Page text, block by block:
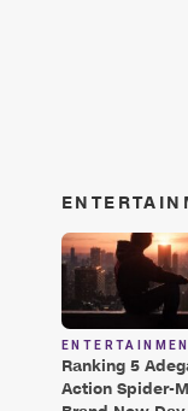
Ranking 5
Action Spider-